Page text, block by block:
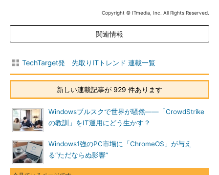
Copyright © ITmedia, Inc. All Rights Reserved.
関連情報
TechTarget発 先取りITトレンド 連載一覧
新しい連載記事が 929 件あります
Windowsブルスクで世界が騒然――「CrowdStrike
の教訓」をIT運用にどう生かす？
Windows1強のPC市場に「ChromeOS」が与え
る“ただならぬ影響”